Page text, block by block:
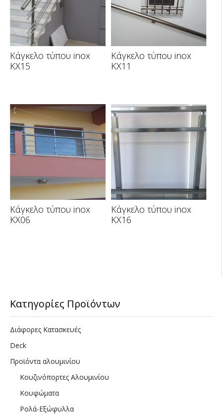
Κάγκελο τύπου inox
KX15
Κάγκελο τύπου inox
KX11
Κάγκελο τύπου inox
KX06
Κάγκελο τύπου inox
KX16
Κατηγορίες Προϊόντων
Διάφορες Κατασκευές
Deck
Προϊόντα αλουμινίου
Κουζινόπορτες Αλουμινίου
Κουφώματα
Ρολά-Εξώφυλλα